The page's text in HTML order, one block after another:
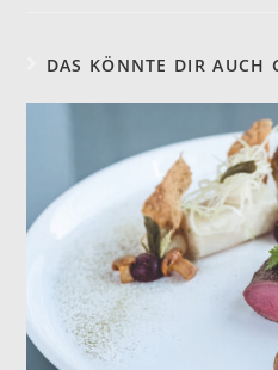
DAS KÖNNTE DIR AUCH